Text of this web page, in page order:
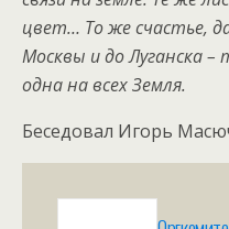
цвет… То же счастье,
Москвы и до Луганска –
одна на всех Земля.
Беседовал Игорь